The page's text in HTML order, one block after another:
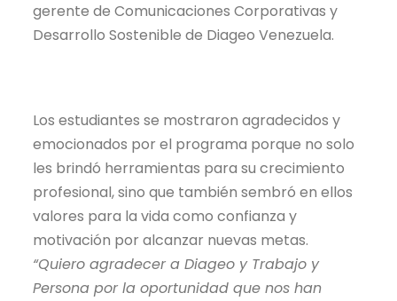
gerente de Comunicaciones Corporativas y
Desarrollo Sostenible de Diageo Venezuela.
Los estudiantes se mostraron agradecidos y
emocionados por el programa porque no solo
les brindó herramientas para su crecimiento
profesional, sino que también sembró en ellos
valores para la vida como confianza y
motivación por alcanzar nuevas metas.
“Quiero agradecer a Diageo y Trabajo y
Persona por la oportunidad que nos han